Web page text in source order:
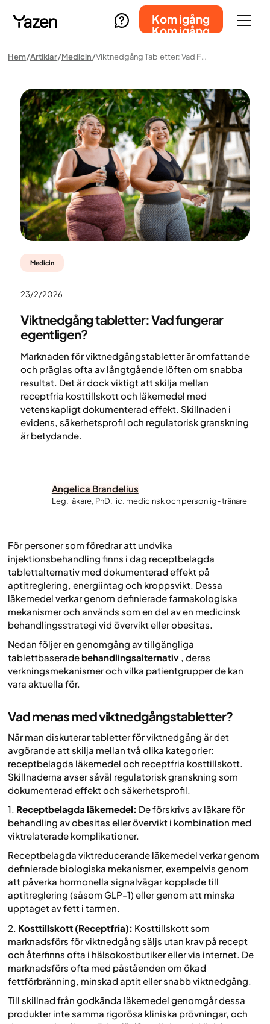
Kom igång
Kom igång
Hem Artiklar Medicin Viktnedgång Tabletter: Vad Fungerar Egentligen?
Medicin
23/2/2026
Viktnedgång tabletter: Vad fungerar
egentligen?
Marknaden för viktnedgångstabletter är omfattande
och präglas ofta av långtgående löften om snabba
resultat. Det är dock viktigt att skilja mellan
receptfria kosttillskott och läkemedel med
vetenskapligt dokumenterad effekt. Skillnaden i
evidens, säkerhetsprofil och regulatorisk granskning
är betydande.
Angelica Brandelius
Leg. läkare, PhD, lic. medicinsk och personlig- tränare
För personer som föredrar att undvika
injektionsbehandling finns i dag receptbelagda
tablettalternativ med dokumenterad effekt på
aptitreglering, energiintag och kroppsvikt. Dessa
läkemedel verkar genom definierade farmakologiska
mekanismer och används som en del av en medicinsk
behandlingsstrategi vid övervikt eller obesitas.
Nedan följer en genomgång av tillgängliga
tablettbaserade behandlingsalternativ , deras
verkningsmekanismer och vilka patientgrupper de kan
vara aktuella för.
Vad menas med viktnedgångstabletter?
När man diskuterar tabletter för viktnedgång är det
avgörande att skilja mellan två olika kategorier:
receptbelagda läkemedel och receptfria kosttillskott.
Skillnaderna avser såväl regulatorisk granskning som
dokumenterad effekt och säkerhetsprofil.
1. Receptbelagda läkemedel: De förskrivs av läkare för
behandling av obesitas eller övervikt i kombination med
viktrelaterade komplikationer.
Receptbelagda viktreducerande läkemedel verkar genom
definierade biologiska mekanismer, exempelvis genom
att påverka hormonella signalvägar kopplade till
aptitreglering (såsom GLP-1) eller genom att minska
upptaget av fett i tarmen.
2. Kosttillskott (Receptfria): Kosttillskott som
marknadsförs för viktnedgång säljs utan krav på recept
och återfinns ofta i hälsokostbutiker eller via internet. De
marknadsförs ofta med påståenden om ökad
fettförbränning, minskad aptit eller snabb viktnedgång.
Till skillnad från godkända läkemedel genomgår dessa
produkter inte samma rigorösa kliniska prövningar, och